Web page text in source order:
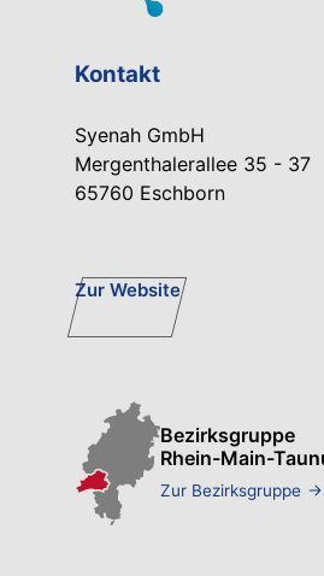
Kontakt
Syenah GmbH
Mergenthalerallee 35 - 37
65760 Eschborn
Zur Website
Bezirksgruppe
Rhein-Main-
Zur Bezirksgruppe